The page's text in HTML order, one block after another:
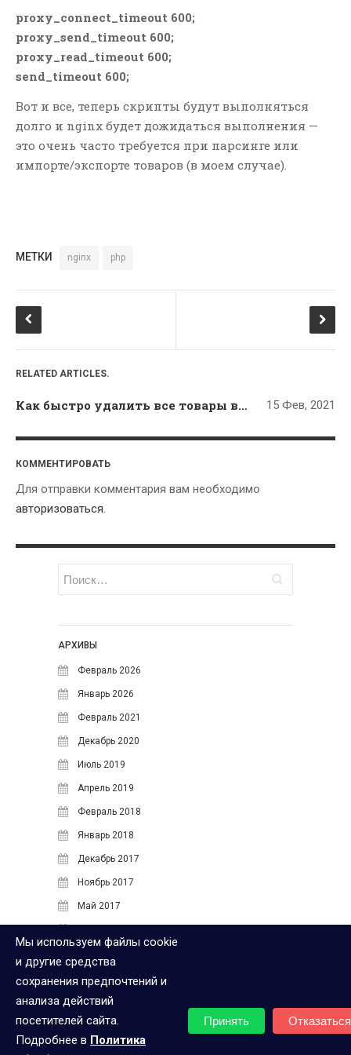
перестать терять клиентов из-
за опечаток
Как быстро удалить все
товары в OpenCart? —
СВЕЖИЕ КОММЕНТАРИИ
Виталийк записи Yii2 rules —
не работает message при
Николайк записи Svchost.exe
оперативную память windows
7 — РЕШЕНО!
Дмитрий
— You should configure
use database before executing
для вывода категорий и
Модуль вывода категорий и
главной в Opencart 2x
Лента записей
proxy_connect_timeout 600;
proxy_send_timeout 600;
proxy_read_timeout 600;
send_timeout 600;
Вот и все, теперь скрипты будут выполняться
долго и nginx будет дожидаться выполнения —
это очень часто требуется при парсинге или
импорте/экспорте товаров (в моем случае).
МЕТКИ nginx php
RELATED ARTICLES.
Как быстро удалить все товары в OpenCart? — РЕШЕНИЕ 15 Фев, 2021
КОММЕНТИРОВАТЬ
Для отправки комментария вам необходимо
авторизоваться
АРХИВЫ
Февраль 2026
Январь 2026
Февраль 2021
Декабрь 2020
Июль 2019
Апрель 2019
Февраль 2018
Январь 2018
Декабрь 2017
Ноябрь 2017
Май 2017
Май 2016
МЕТА
Войти
Мы используем файлы cookie
и другие средства
сохранения предпочтений и
анализа действий
посетителей сайта.
Подробнее в Политика
Принять Отказаться